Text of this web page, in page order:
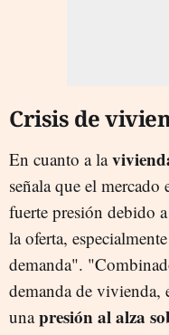
Crisis de
En cuanto a la
señala que el
fuerte presión debido
la oferta,
demanda".
demanda de vivienda,
unapresión al alza